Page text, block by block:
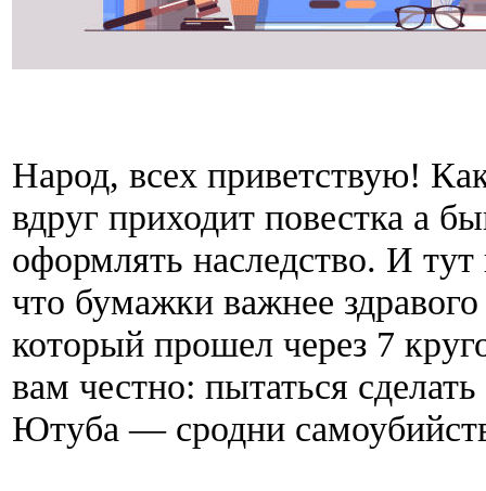
Народ, всех приветствую!
вдруг приходит повестка а
оформлять наследство. И тут
что бумажки важнее
который прошел через 7
вам честно: пытаться
Ютуба — сродни